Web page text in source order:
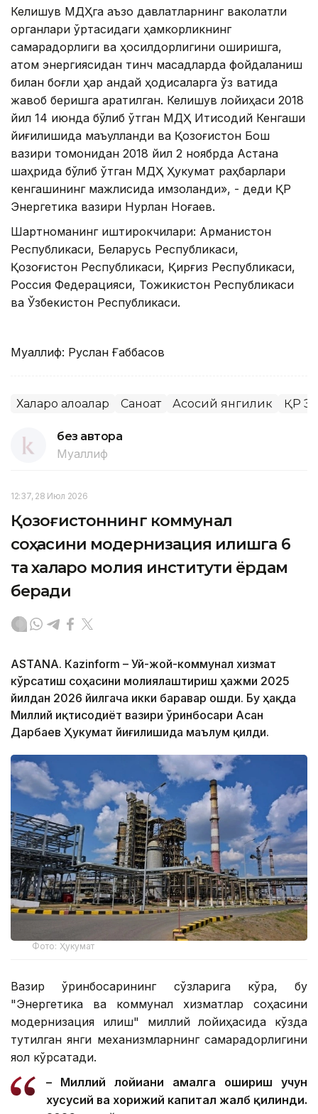
Келишув МДҲга аъзо давлатларнинг ваколатли
органлари ўртасидаги ҳамкорликнинг
самарадорлиги ва ҳосилдорлигини оширишга,
атом энергиясидан тинч мақсадларда фойдаланиш
билан боғлиқ ҳар қандай ҳодисаларга ўз вақтида
жавоб беришга қаратилган. Келишув лойиҳаси 2018
йил 14 июнда бўлиб ўтган МДҲ Иқтисодий Кенгаши
йиғилишида маъқулланди ва Қозоғистон Бош
вазири томонидан 2018 йил 2 ноябрда Астана
шаҳрида бўлиб ўтган МДҲ Ҳукумат раҳбарлари
кенгашининг мажлисида имзоланди», - деди ҚР
Энергетика вазири Нурлан Ноғаев.
Шартноманинг иштирокчилари: Арманистон
Республикаси, Беларусь Республикаси,
Қозоғистон Республикаси, Қирғиз Республикаси,
Россия Федерацияси, Тожикистон Республикаси
ва Ўзбекистон Республикаси.
Муаллиф: Руслан Ғаббасов
Халқаро алоқалар Саноат Асосий янгилик ҚР
без автора
Муаллиф
12:37, 28 Июл 2026
Қозоғистоннинг коммунал
соҳасини модернизация қилишга 6
та халқаро молия институти ёрдам
беради
ASTANА. Кazinform – Уй-жой-коммунал хизмат
кўрсатиш соҳасини молиялаштириш ҳажми 2025
йилдан 2026 йилгача икки баравар ошди. Бу ҳақда
Миллий иқтисодиёт вазири ўринбосари Асан
Дарбаев Ҳукумат йиғилишида маълум қилди.
Фото: Ҳукумат
Вазир ўринбосарининг сўзларига кўра, бу
"Энергетика ва коммунал хизматлар соҳасини
модернизация қилиш" миллий лойиҳасида кўзда
тутилган янги механизмларнинг самарадорлигини
яққол кўрсатади.
– Миллий лойиҳани амалга ошириш учун
хусусий ва хорижий капитал жалб қилинди.